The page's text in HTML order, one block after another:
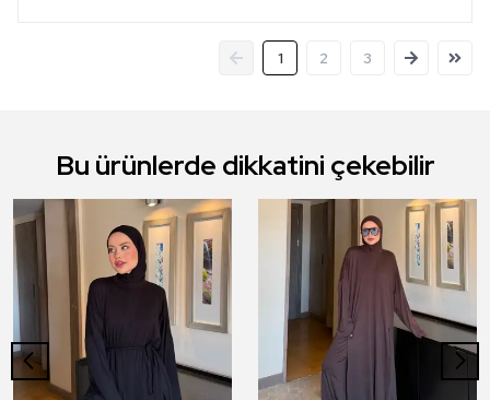
1 2 3
Bu ürünlerde dikkatini çekebilir